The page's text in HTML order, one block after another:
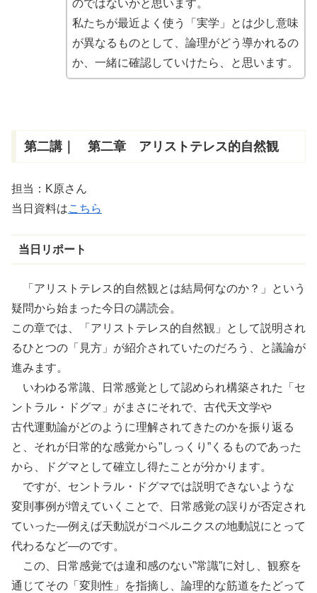
のではないかと思います。
私たちが最近よく使う「実学」とは少し意味
が異なるものとして、論理がどう 導かれるの
か、一緒に確認していけたら、と思います。
第二講｜ 第二章 アリストテレス的自然観
担当：K原さん
当日資料はこちら
当日リポート
「アリストテレス的自然観とは結局何なのか？」という
疑問から始まった今日の講読会。
この章では、「アリストテレス的自然観」として説明され
るひとつの「見方」が紹介されていたのだろう、と議論が
進みます。
いわゆる常識、
日常感覚として認められ構築された「セ
ントラル・ドグマ」がまさにそれで、 古代天文学や
古代運動論がどのように理解されてきたのかを振り返る
と、それが日常的な感覚から”しっくり”くるものであった
から、ドグマとして確立し得たことが分かります。
ですが、セントラル・ドグマでは説明できないような
変則事例 が増えていくことで、日常感覚の誤 りが否定され
ていった―例えば天動説がコペルニクスの地動説にとって
代わるなど―のです。
この、日常感覚では違和感のない”常識”に対し、 観察を
通じてその「変則性」を指摘し、論理的な筋道をたどって